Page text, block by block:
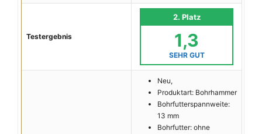
Testergebnis
2. Platz
1,3
SEHR GUT
Neu,
Produktart: Bohrhammer
Bohrfutterspannweite:
13 mm
Bohrfutter: ohne